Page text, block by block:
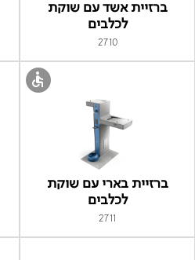
ברזיית אשד עם שוקת
לכלבים
2710
ברזיית בארי עם שוקת
לכלבים
2711